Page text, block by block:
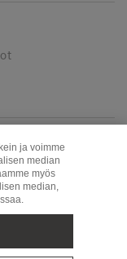
ja voimme
median
myös
median,